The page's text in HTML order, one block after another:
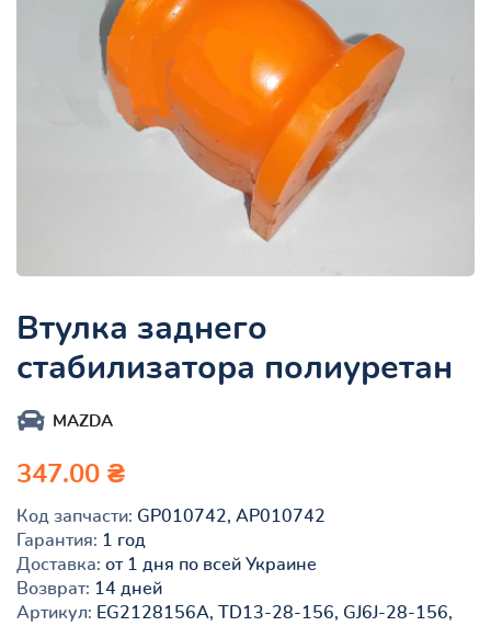
Втулка заднего
стабилизатора полиуретан
MAZDA
347.00 ₴
Код запчасти: GP010742, AP010742
Гарантия: 1 год
Доставка: от 1 дня по всей Украине
Возврат: 14 дней
Артикул: EG2128156A, TD13-28-156, GJ6J-28-156,